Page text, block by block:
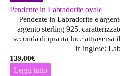
Pendente in Labradorite ovale
Pendente in Labradorite e
argento sterling 925.
seconda di quanta luce
in inglese:
139,00€
Leggi tutto